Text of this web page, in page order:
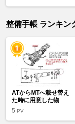
整備手帳 ランキン
ATからMTへ載せ替え
た時に用意した物
5 PV